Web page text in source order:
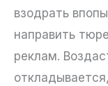
взодрать
направить
реклам.